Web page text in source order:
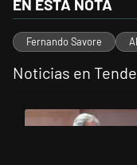
EN ESTA NOTA
Fernando Savore
Noticias en
Un artículo de